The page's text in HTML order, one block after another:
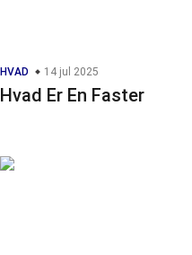
HVAD 14 jul 2025
Hvad Er En Faster